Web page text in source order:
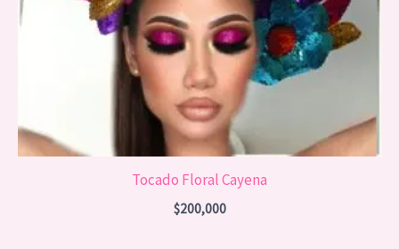
Tocado Floral Cayena
$200,000